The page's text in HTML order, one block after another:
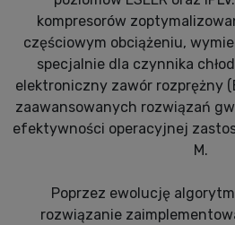
kompresorów
częściowym obciążeniu,
specjalnie dla czynnika
elektroniczny zawór rozprężny
zaawansowanych rozwiązań
efektywności operacyjnej
M.
Poprzez ewolucję
rozwiązanie